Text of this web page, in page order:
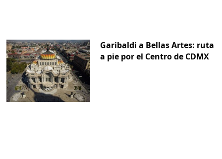
Garibaldi a Bellas Artes: ruta
a pie por el Centro de CDMX